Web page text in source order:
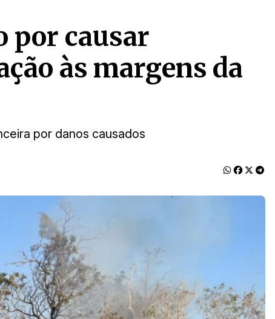
por causar
às margens da
por danos causados